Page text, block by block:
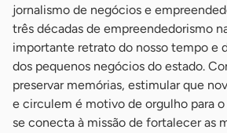
jornalismo de negócios e
três décadas de empreendedorismo
importante retrato do nosso tempo e
dos pequenos negócios do estado.
preservar memórias, estimular que
e circulem é motivo de orgulho para o
se conecta à missão de fortalecer as